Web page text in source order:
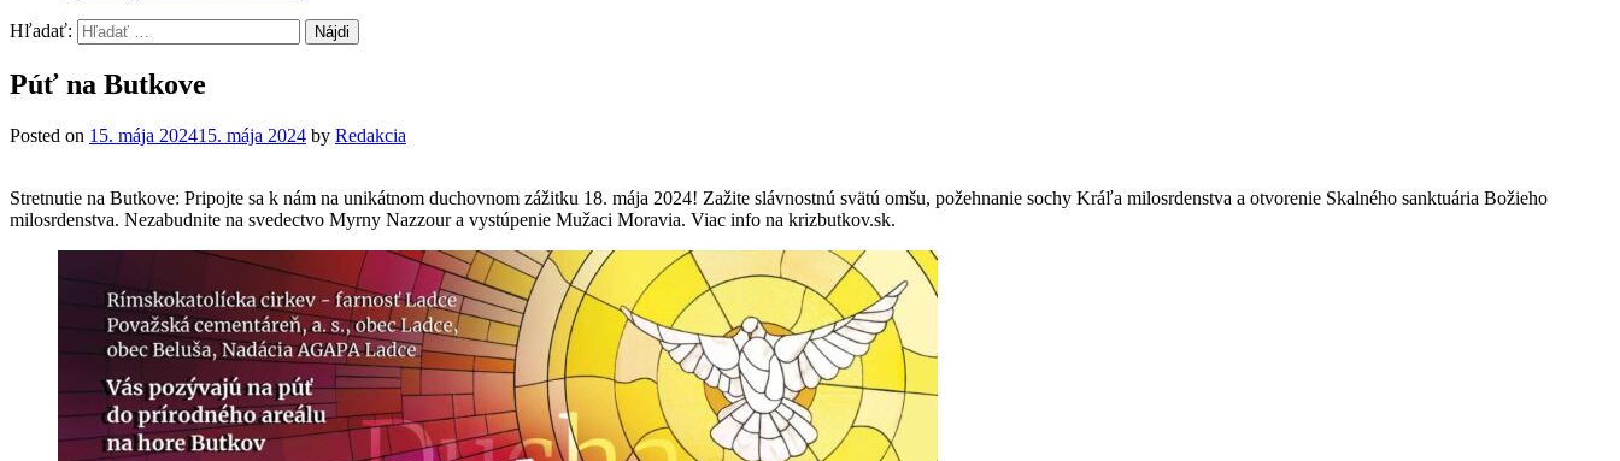
Hľadať:
Púť na Butkove
Posted on 15. mája 202415. mája 2024 by Redakcia
Stretnutie na Butkove: Pripojte sa k nám na unikátnom duchovnom zážitku 18. mája 2024! Zažite slávnostnú svätú omšu, požehnanie sochy Kráľa milosrdenstva a otvorenie Skalného sanktuária Božieho
milosrdenstva. Nezabudnite na svedectvo Myrny Nazzour a vystúpenie Mužaci Moravia. Viac info na krizbutkov.sk.